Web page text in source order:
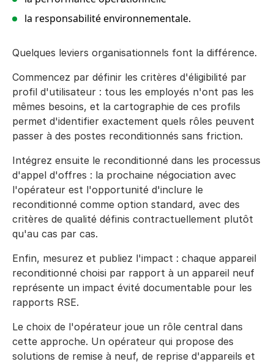
la responsabilité environnementale.
Quelques leviers organisationnels font la différence.
Commencez par définir les critères d'éligibilité par
profil d'utilisateur : tous les employés n'ont pas les
mêmes besoins, et la cartographie de ces profils
permet d'identifier exactement quels rôles peuvent
passer à des postes reconditionnés sans friction.
Intégrez ensuite le reconditionné dans les processus
d'appel d'offres : la prochaine négociation avec
l'opérateur est l'opportunité d'inclure le
reconditionné comme option standard, avec des
critères de qualité définis contractuellement plutôt
qu'au cas par cas.
Enfin, mesurez et publiez l'impact : chaque appareil
reconditionné choisi par rapport à un appareil neuf
représente un impact évité documentable pour les
rapports RSE.
Le choix de l'opérateur joue un rôle central dans
cette approche. Un opérateur qui propose des
solutions de remise à neuf, de reprise d'appareils et